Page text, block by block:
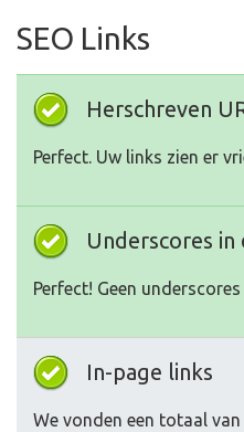
SEO Links
Herschreven
Perfect. Uw links zien er
Underscores in
Perfect! Geen
In-page links
We vonden een totaal